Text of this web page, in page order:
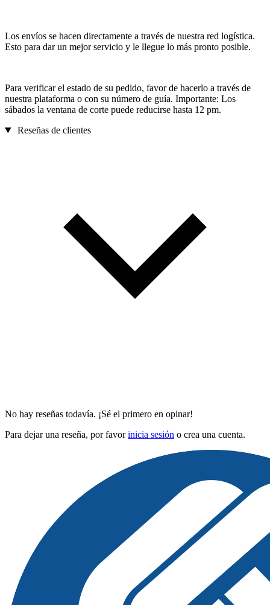
Los envíos se hacen directamente a través de nuestra red logística.
Esto para dar un mejor servicio y le llegue lo más pronto posible.
Para verificar el estado de su pedido, favor de hacerlo a través de
nuestra plataforma o con su número de guía. Importante: Los
sábados la ventana de corte puede reducirse hasta 12 pm.
Reseñas de clientes
No hay reseñas todavía. ¡Sé el primero en opinar!
Para dejar una reseña, por favorinicia sesión o crea una cuenta.